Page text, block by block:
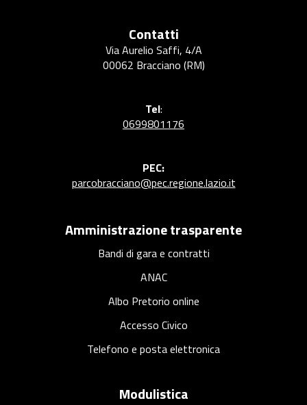
Contatti
Via Aurelio Saffi, 4/A
00062 Bracciano (RM)
Tel:
0699801176
PEC:
parcobracciano@pec.regione.lazio.it
Amministrazione trasparente
Bandi di gara e contratti
ANAC
Albo Pretorio online
Accesso Civico
Telefono e posta elettronica
Modulistica